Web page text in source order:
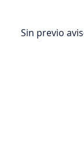
Sin previo